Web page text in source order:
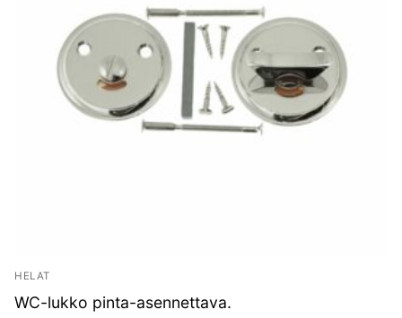
HELAT
WC-lukko pinta-asennettava.